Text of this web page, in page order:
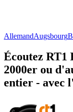
AllemandAugsbourg
Écoutez RT1
2000er ou
entier - avec